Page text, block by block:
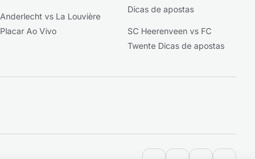
Anderlecht vs La Louvière
Placar Ao Vivo
Dicas de apostas
SC Heerenveen vs FC
Twente Dicas de apostas